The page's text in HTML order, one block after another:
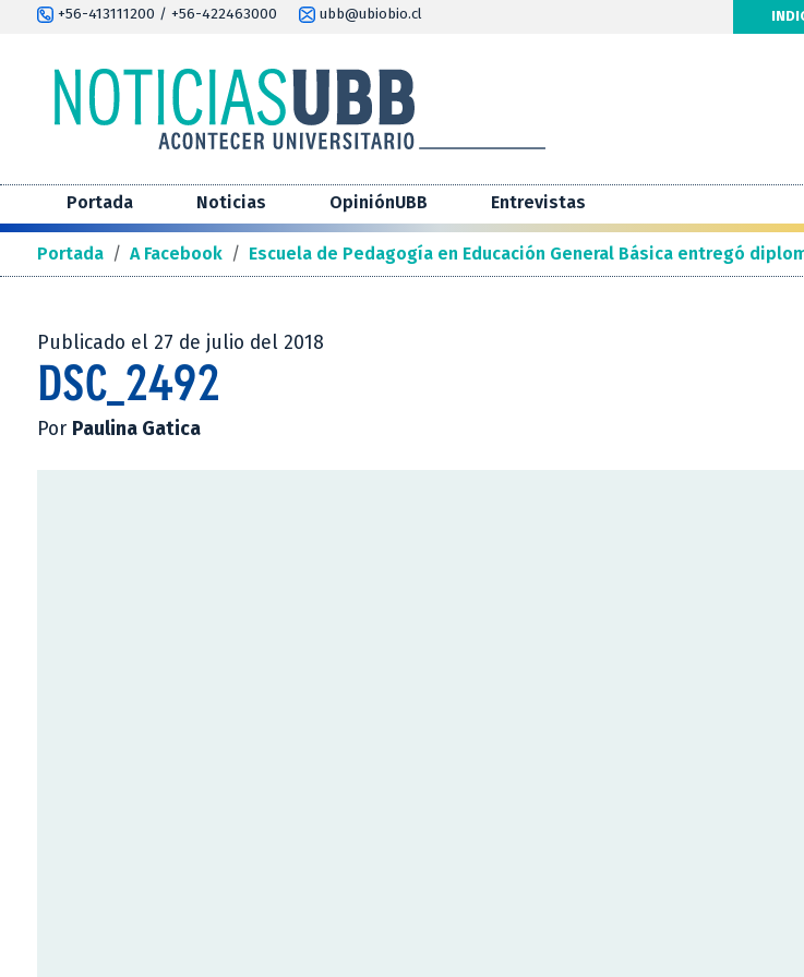
+56-413111200 / +56-422463000 ubb@ubiobio.cl
Portada Noticias OpiniónUBB Entrevistas
Portada / A Facebook / Escuela de Pedagogía en Educación General Básica entregó
Publicado el 27 de julio del 2018
DSC_2492
Por Paulina Gatica